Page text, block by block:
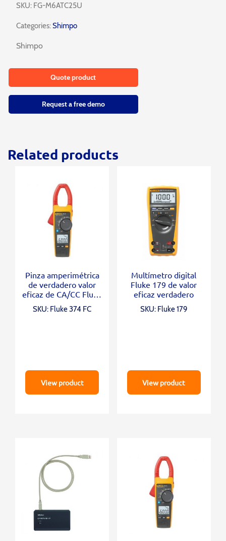
SKU: FG-M6ATC25U
Categories:Shimpo
Shimpo
Quote product
Request a free demo
Related products
Pinza amperimétrica
de verdadero valor
eficaz de CA/CC Fluke
374 FC
SKU: Fluke 374 FC
View product
Multímetro digital
Fluke 179 de valor
eficaz verdadero
SKU: Fluke 179
View product